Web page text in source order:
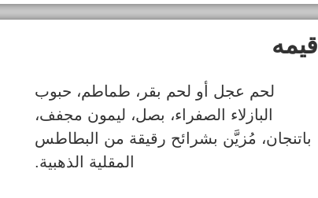
قیمه
لحم عجل أو لحم بقر، طماطم، حبوب
البازلاء الصفراء، بصل، ليمون مجفف،
باتنجان، مُزيَّن بشرائح رقيقة من البطاطس
المقلية الذهبية.